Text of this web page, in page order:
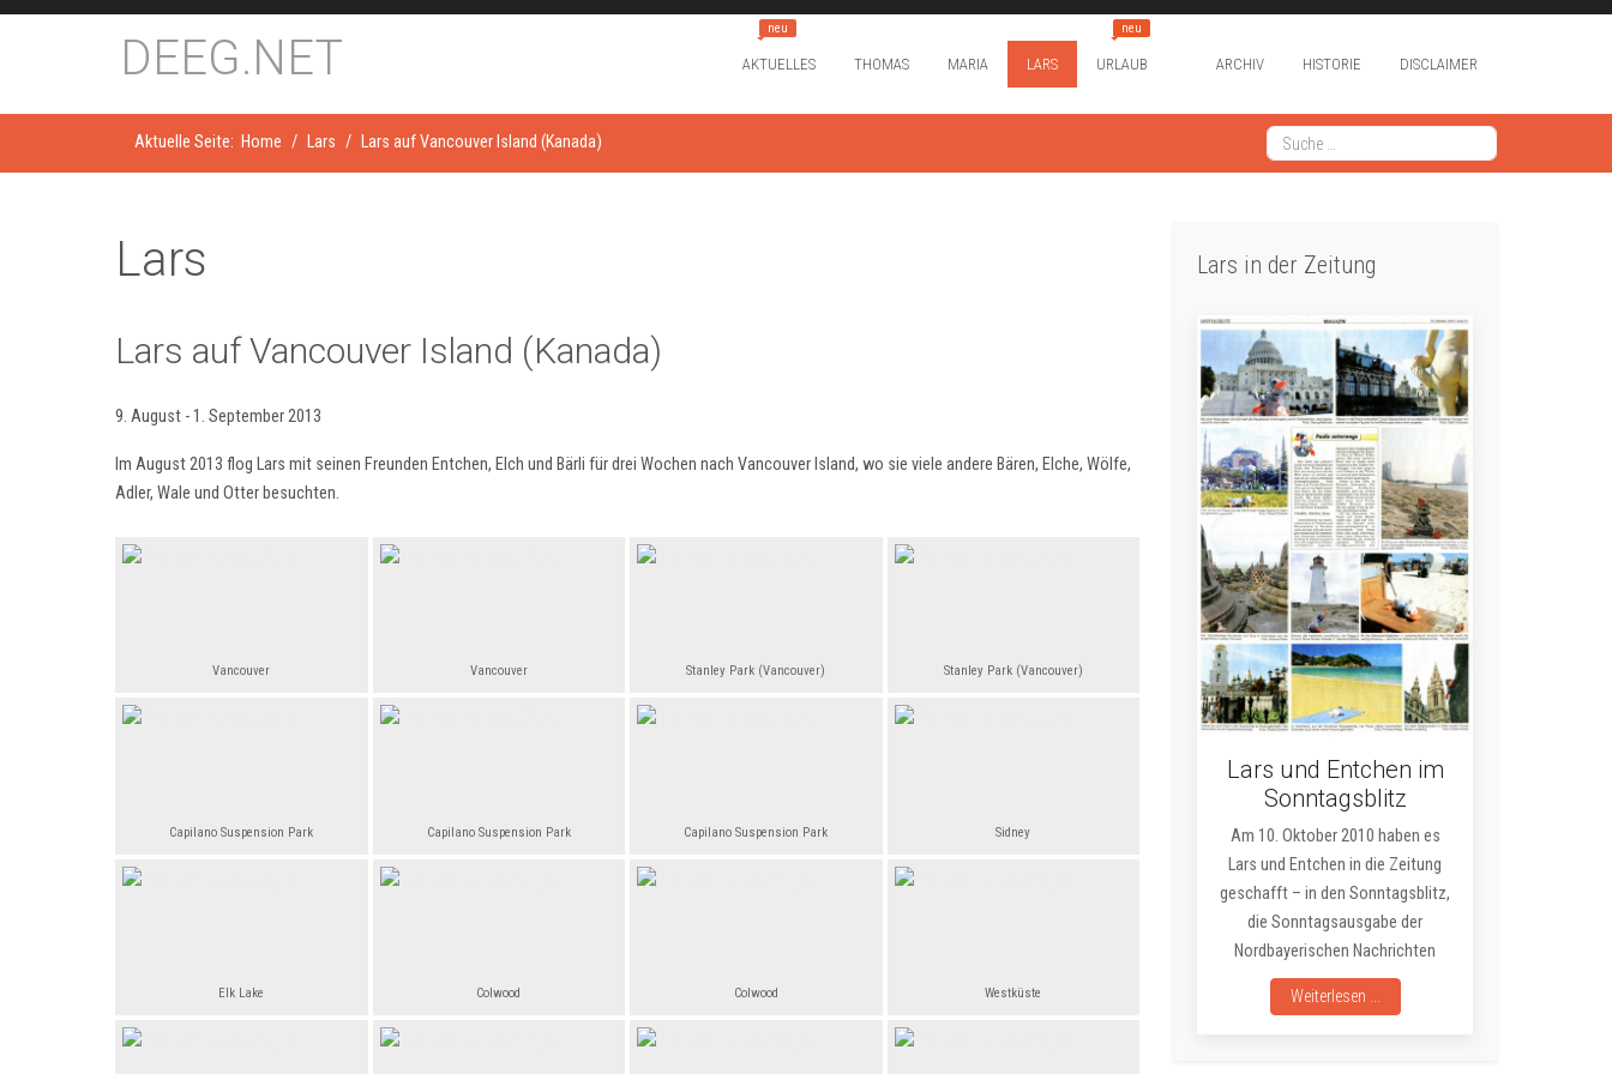
DEEG.NET AKTUELLES
neu
THOMAS MARIA LARS URLAUB
neu
ARCHIV HISTORIE DISCLAIMER
Aktuelle Seite: Home Lars Lars auf Vancouver Island (Kanada)
Suchen
Type 2 or more characters for results.
Lars
Lars auf Vancouver Island (Kanada)
9. August - 1. September 2013
Im August 2013 flog Lars mit seinen Freunden Entchen, Elch und Bärli für drei Wochen nach Vancouver Island, wo sie viele andere Bären, Elche, Wölfe,
Adler, Wale und Otter besuchten.
Vancouver Vancouver Stanley Park (Vancouver) Stanley Park (Vancouver)
Capilano Suspension Park Capilano Suspension Park Capilano Suspension Park Sidney
Elk Lake Colwood Colwood Westküste
Lars in der Zeitung
Lars und Entchen im
Sonntagsblitz
Am 10. Oktober 2010 haben es
Lars und Entchen in die Zeitung
geschafft – in den Sonntagsblitz,
die Sonntagsausgabe der
Nordbayerischen Nachrichten
Weiterlesen ...